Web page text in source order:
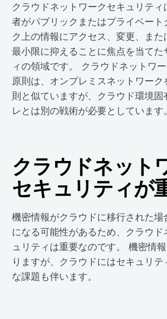
クラウドネットワークセキュリテ
者がパブリックまたはプライベート
ク上の情報にアクセス、変更、ま
最小限に抑えることに焦点を当てた
ィの領域です。 クラウドネットワ
原則は、オンプレミスネットワー
則と似ていますが、クラウド環境
レとは別の戦術が必要としています。
クラウドネット
セキュリティが
機密情報がクラウドに移行された場
になる可能性があるため、クラウド
ュリティは重要なのです。 機密情
りますが、クラウドにはセキュリ
な課題も伴います。